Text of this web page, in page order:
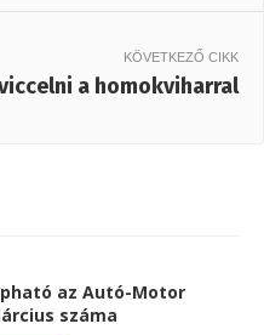
KÖVETKEZŐ CIKK
a homokviharral
az Autó-Motor
száma